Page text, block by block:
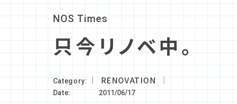
NOS Times
只今リノベ中。
Category RENOVATION
Date 2011/06/17